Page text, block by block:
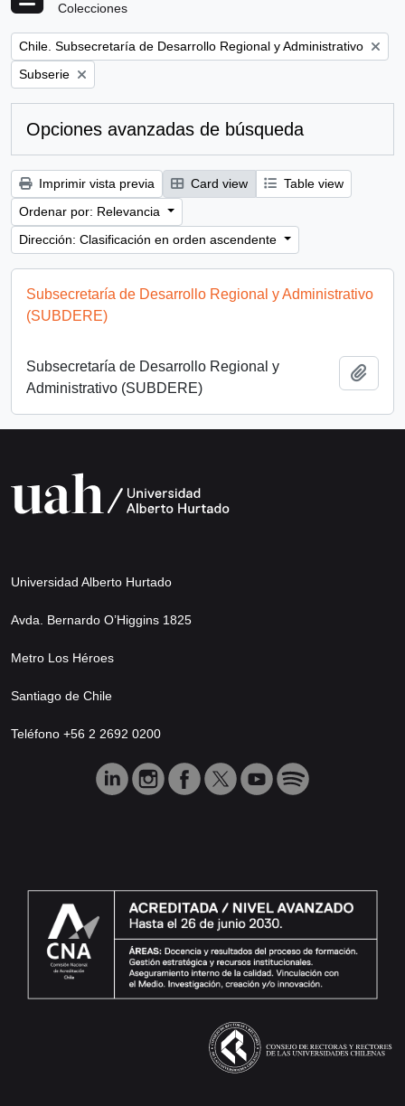
Colecciones
Remove filter:
Chile. Subsecretaría de Desarrollo Regional y Administrativo
Remove filter:
Subserie
Opciones avanzadas de búsqueda
Imprimir vista previa Card view
Table view
Ordenar por: Relevancia
Dirección: Clasificación en orden ascendente
Subsecretaría de Desarrollo Regional y Administrativo
(SUBDERE)
Subsecretaría de Desarrollo Regional y
Administrativo (SUBDERE)
Universidad Alberto Hurtado
Avda. Bernardo O’Higgins 1825
Metro Los Héroes
Santiago de Chile
Teléfono +56 2 2692 0200